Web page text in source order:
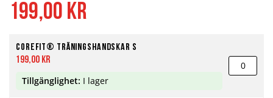
199,00 kr
Corefit® Träningshandskar S
199,00 kr
Tillgänglighet: I lager